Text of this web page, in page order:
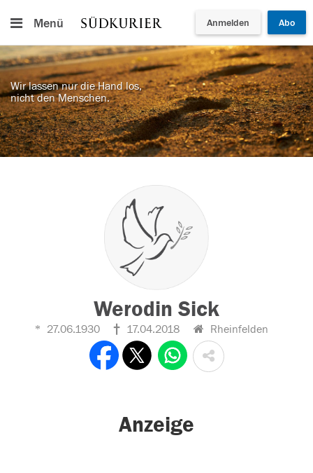
Menü Anmelden Abo
Wir lassen nur die Hand los,
nicht den Menschen.
Werodin Sick
27.06.1930 17.04.2018 Rheinfelden
Anzeige